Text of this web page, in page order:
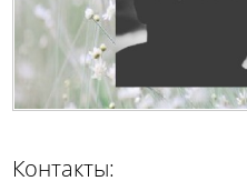
Контакты: